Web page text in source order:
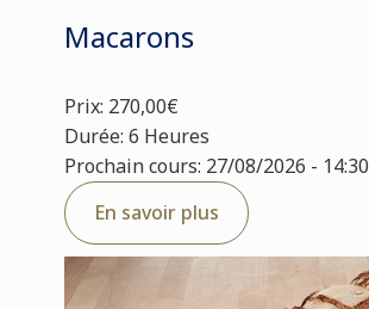
Macarons
Prix: 270,00€
Durée: 6 Heures
Prochain cours: 27/08/2026 - 14:30
En savoir plus